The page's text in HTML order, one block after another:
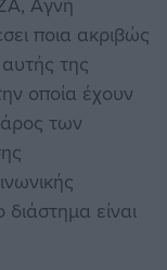
ποια ακριβώς
της
οποία έχουν
των
είναι